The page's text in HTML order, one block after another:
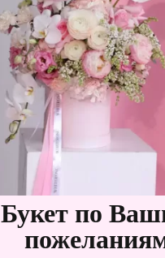
Букет по